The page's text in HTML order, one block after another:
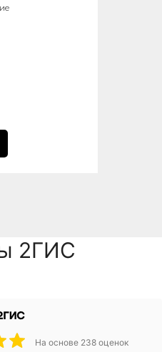
2ГИС
На основе 238 оценок